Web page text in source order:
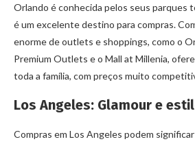
Orlando é conhecida pelos seus parques
é um excelente destino para compras.
enorme de outlets e shoppings, como o
Premium Outlets e o Mall at Millenia,
toda a família, com preços muito
Los Angeles: Glamour e
Compras em Los Angeles podem